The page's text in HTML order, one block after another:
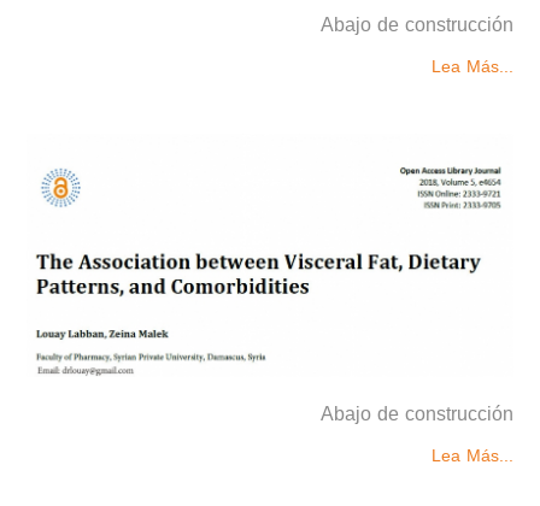
Abajo de construcción
Lea Más...
Abajo de construcción
Lea Más...